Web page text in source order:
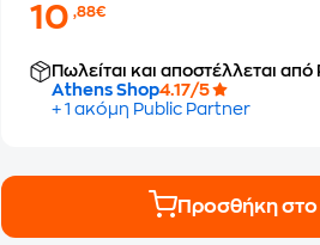
10,88€
Πωλείται και αποστέλλεται
Athens Shop4.17/5
+ 1 ακόμη Public Partner
Προσθήκη στο